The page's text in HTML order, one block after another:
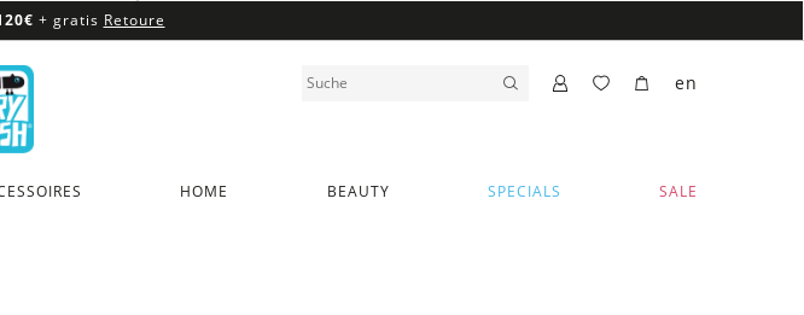
+ gratis Retoure
HOME BEAUTY SPECIALS SALE
en